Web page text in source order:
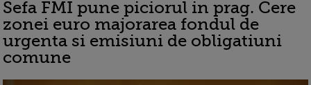
Sefa FMI pune piciorul in prag. Cere
zonei euro majorarea fondul de
urgenta si emisiuni de obligatiuni
comune